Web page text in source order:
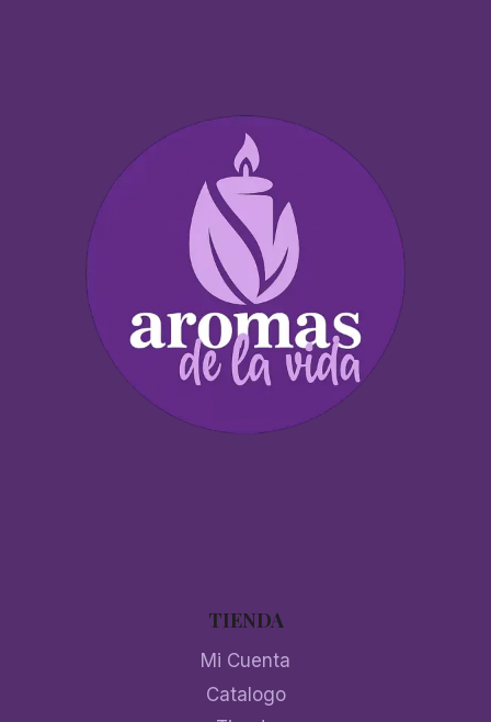
TIENDA
Mi Cuenta
Catalogo